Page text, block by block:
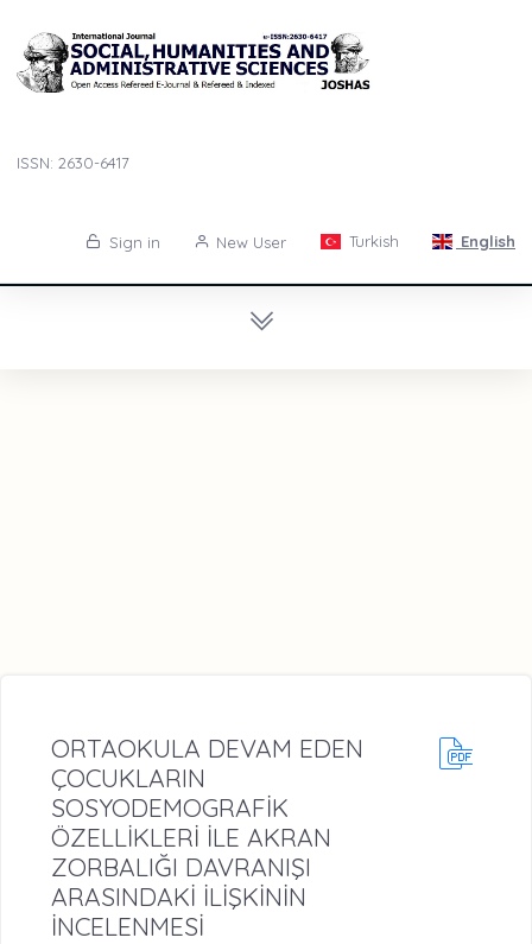
ISSN: 2630-6417
Sign in New User Turkish English
ORTAOKULA DEVAM EDEN
ÇOCUKLARIN
SOSYODEMOGRAFİK
ÖZELLİKLERİ İLE AKRAN
ZORBALIĞI DAVRANIŞI
ARASINDAKİ İLİŞKİNİN
İNCELENMESİ